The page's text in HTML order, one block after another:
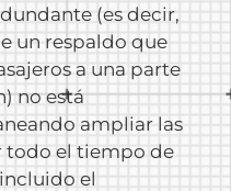
(es decir,
un respaldo que
a una parte
no está
ampliar las
todo el tiempo de
el